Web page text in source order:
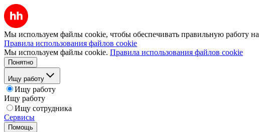
Мы используем файлы cookie, чтобы обеспечивать правильную работу
Правила использования файлов cookie
Мы используем файлы cookie. Правила использования файлов cookie
Понятно
Ищу работу
Ищу работу
Ищу работу
Ищу сотрудника
Сервисы
Помощь